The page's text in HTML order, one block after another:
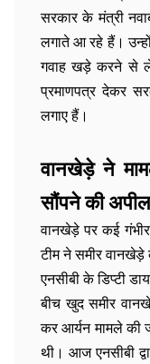
सरकार के मंत्री
लगाते आ रहे हैं।
गवाह खड़े करने से
प्रमाणपत्र देकर
लगाए हैं।
वानखेड़े ने
सौंपने की
वानखेड़े पर कई
टीम ने समीर
एनसीबी के डिप्टी
बीच खुद समीर
कर आर्यन मामले की
थी। आज एनसीबी